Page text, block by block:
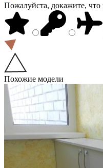
Пожалуйста, докажите,
Похожие модели